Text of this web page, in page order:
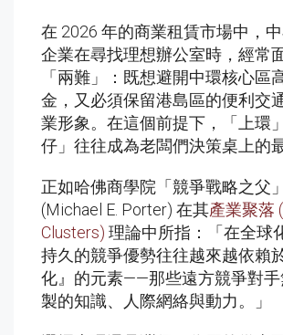
在 2026 年的商業租賃市場中，
企業在尋找理想辦公室時，經常
「兩難」：既想避開中環核心區
金，又必須保留港島區的便利交
業形象。在這個前提下，「上環
仔」往往成為老闆們決策桌上的
正如哈佛商學院「競爭戰略之父
(Michael E. Porter) 在其產業聚落
Clusters) 理論中所指：「在全球
持久的競爭優勢往往越來越依賴
化』的元素——那些遠方競爭對手
製的知識、人際網絡與動力。」